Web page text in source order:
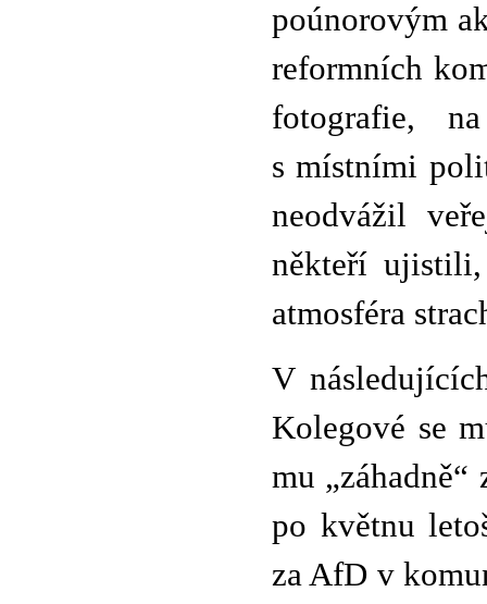
poúnorovým
reformních
fotografie,
s místními
neodvážil
někteří
atmosféra
V
Kolegové se
mu
po květnu
za AfD v